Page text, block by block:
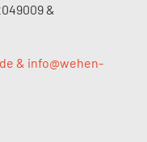
&
& info@wehen-